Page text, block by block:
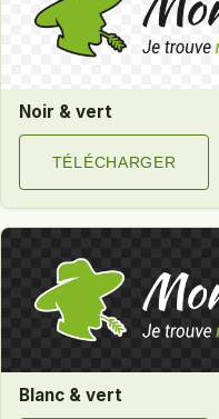
Noir & vert
TÉLÉCHARGER
Blanc & vert